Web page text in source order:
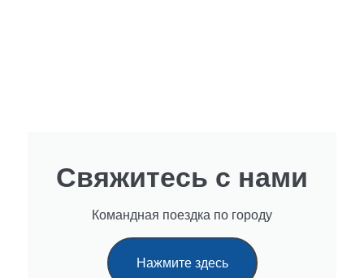
Свяжитесь с нами
Командная поездка по городу
Нажмите здесь